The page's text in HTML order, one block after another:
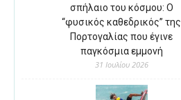
σπήλαιο του κόσμου: Ο
“φυσικός καθεδρικός” της
Πορτογαλίας που έγινε
παγκόσμια εμμονή
31 Ιουλίου 2026